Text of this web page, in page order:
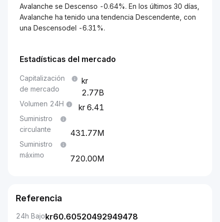
Avalanche se Descenso -0.64%. En los últimos 30 días,
Avalanche ha tenido una tendencia Descendente, con
una Descensodel -6.31%.
Estadísticas del mercado
Capitalización
de mercado
2.77B
Volumen 24H 6.41
Suministro
circulante
431.77M
Suministro
máximo
720.00M
Referencia
24h Bajokr60.60520492949478